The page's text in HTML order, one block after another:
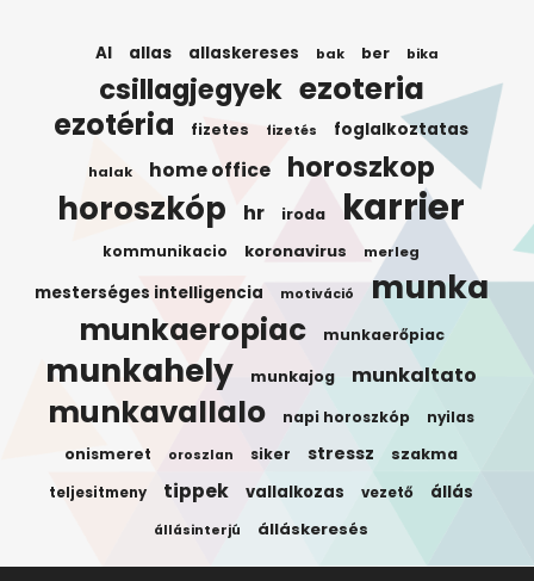
AI allas allaskereses bak ber bika
csillagjegyek ezoteria
ezotéria fizetes fizetés foglalkoztatas
halak home office horoszkop
horoszkóp hr iroda karrier
kommunikacio koronavirus merleg
mesterséges intelligencia motiváció munka
munkaeropiac munkaerőpiac
munkahely munkajog munkaltato
munkavallalo napi horoszkóp nyilas
onismeret oroszlan siker stressz szakma
teljesitmeny tippek vallalkozas vezető állás
állásinterjú álláskeresés